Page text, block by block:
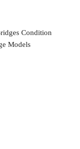
Condition
Models